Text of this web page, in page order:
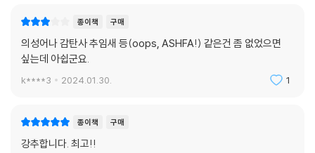
종이책 구매
의성어나 감탄사 추임새 등(oops, ASHFA!) 같은건 좀 없었으면
싶는데 아쉽군요.
k****3 2024.01.30. 1
종이책 구매
강추합니다. 최고!!